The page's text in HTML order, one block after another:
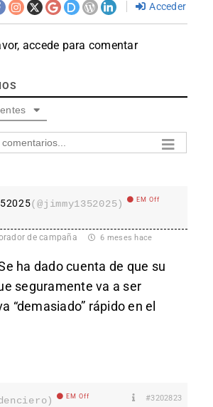
Acceder
accede para comentar
(@jimmy1352025) EM Off
de campaña 6 meses hace
ha dado cuenta de que su
seguramente va a ser
“demasiado” rápido en el
EM Off #3202823